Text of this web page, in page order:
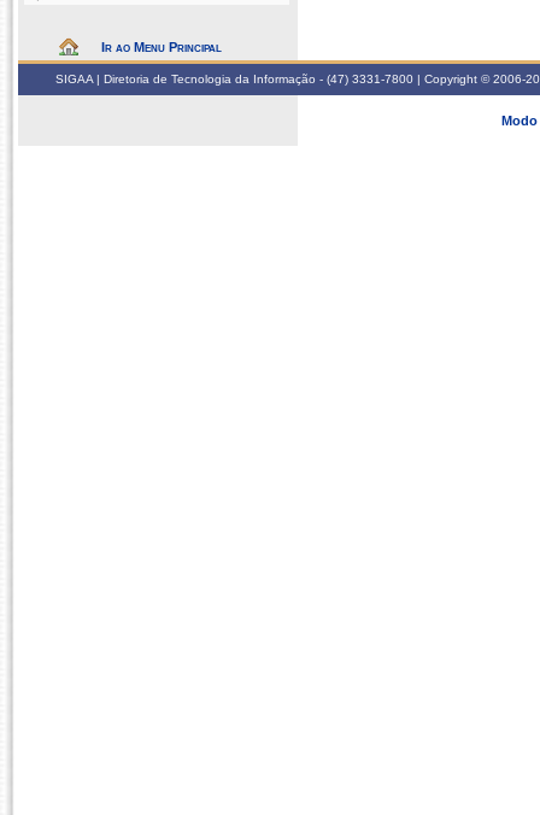
Ir ao Menu Principal
SIGAA | Diretoria de Tecnologia da Informação - (47) 3331-7800 | Copyright © 2006-
Modo